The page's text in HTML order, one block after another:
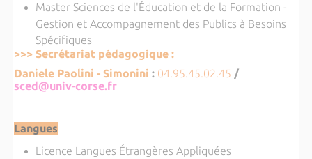
Master Sciences de l'Éducation et de la Formation -
Gestion et Accompagnement des Publics à Besoins
Spécifiques
>>> Secrétariat pédagogique :
Daniele Paolini - Simonini : 04.95.45.02.45 /
sced@univ-corse.fr
Langues
Licence Langues Étrangères Appliquées